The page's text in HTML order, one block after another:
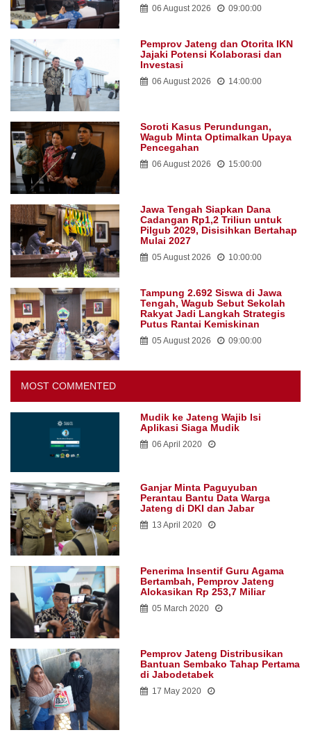
06 August 2026 09:00:00
Pemprov Jateng dan Otorita IKN
Jajaki Potensi Kolaborasi dan
Investasi
06 August 2026 14:00:00
Soroti Kasus Perundungan,
Wagub Minta Optimalkan Upaya
Pencegahan
06 August 2026 15:00:00
Jawa Tengah Siapkan Dana
Cadangan Rp1,2 Triliun untuk
Pilgub 2029, Disisihkan Bertahap
Mulai 2027
05 August 2026 10:00:00
Tampung 2.692 Siswa di Jawa
Tengah, Wagub Sebut Sekolah
Rakyat Jadi Langkah Strategis
Putus Rantai Kemiskinan
05 August 2026 09:00:00
MOST COMMENTED
Mudik ke Jateng Wajib Isi
Aplikasi Siaga Mudik
06 April 2020
Ganjar Minta Paguyuban
Perantau Bantu Data Warga
Jateng di DKI dan Jabar
13 April 2020
Penerima Insentif Guru Agama
Bertambah, Pemprov Jateng
Alokasikan Rp 253,7 Miliar
05 March 2020
Pemprov Jateng Distribusikan
Bantuan Sembako Tahap Pertama
di Jabodetabek
17 May 2020